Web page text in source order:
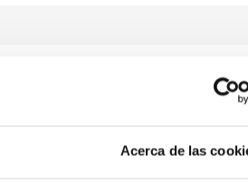
Acerca de las